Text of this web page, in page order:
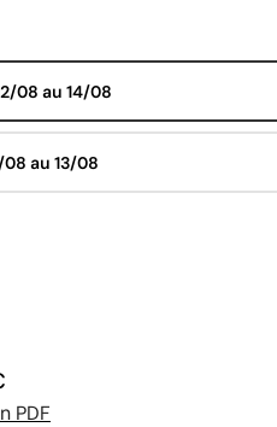
08 au 14/08
08 au 13/08
PDF